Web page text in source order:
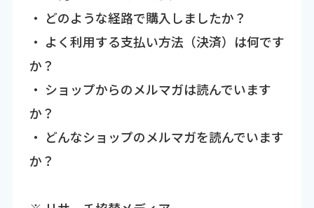
・ どのような経路で購入しましたか？
・ よく利用する支払い方法（決済）は何です
か？
・ ショップからのメルマガは読んでいます
か？
・ どんなショップのメルマガを読んでいます
か？